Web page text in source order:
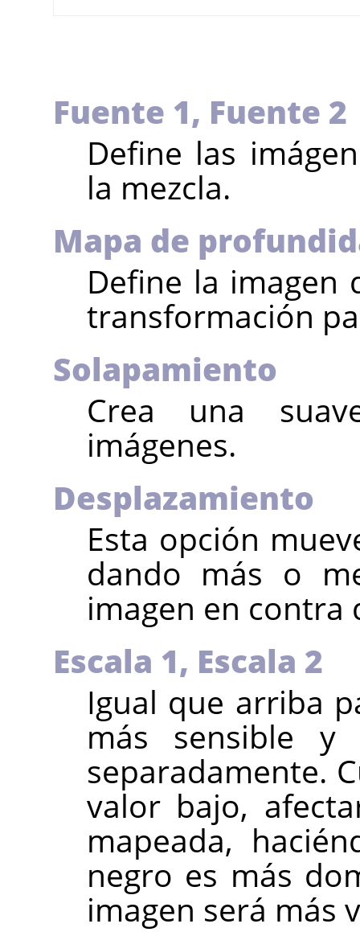
Fuente 1, Fuente 2
Define las
la mezcla.
Mapa de
Define la imagen
transformación
Solapamiento
Crea una
imágenes.
Desplazamiento
Esta opción
dando más o
imagen en contra
Escala 1, Escala 2
Igual que arriba
más sensible y
separadamente.
valor bajo,
mapeada,
negro es más
imagen será más